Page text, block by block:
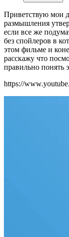
Приветствую мои
размышления
если все же
без спойлеров в
этом фильме и
расскажу что
правильно понять
https://